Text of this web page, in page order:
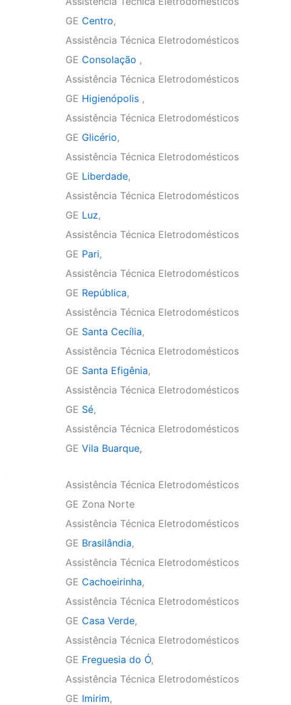
GE Centro,
Assistência Técnica Eletrodomésticos
GE Consolação ,
Assistência Técnica Eletrodomésticos
GE Higienópolis ,
Assistência Técnica Eletrodomésticos
GE Glicério,
Assistência Técnica Eletrodomésticos
GE Liberdade,
Assistência Técnica Eletrodomésticos
GE Luz,
Assistência Técnica Eletrodomésticos
GE Pari,
Assistência Técnica Eletrodomésticos
GE República,
Assistência Técnica Eletrodomésticos
GE Santa Cecília,
Assistência Técnica Eletrodomésticos
GE Santa Efigênia,
Assistência Técnica Eletrodomésticos
GE Sé,
Assistência Técnica Eletrodomésticos
GE Vila Buarque,
Assistência Técnica Eletrodomésticos
GE Zona Norte
Assistência Técnica Eletrodomésticos
GE Brasilândia,
Assistência Técnica Eletrodomésticos
GE Cachoeirinha,
Assistência Técnica Eletrodomésticos
GE Casa Verde,
Assistência Técnica Eletrodomésticos
GE Freguesia do Ó,
Assistência Técnica Eletrodomésticos
GE Imirim,